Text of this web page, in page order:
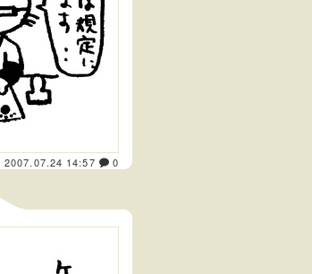
2007.07.24 14:57 0